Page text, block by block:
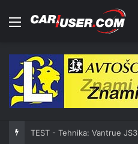
Meni
TEST - Tehnika: Vantrue JS3